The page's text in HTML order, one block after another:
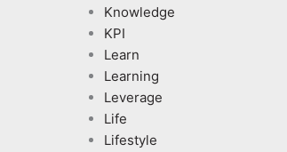
Knowledge
KPI
Learn
Learning
Leverage
Life
Lifestyle